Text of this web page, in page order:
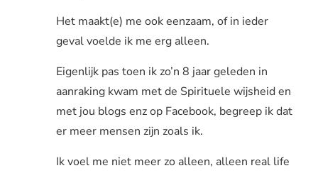
Het maakt(e) me ook eenzaam, of in ieder
geval voelde ik me erg alleen.
Eigenlijk pas toen ik zo’n 8 jaar geleden in
aanraking kwam met de Spirituele wijsheid en
met jou blogs enz op Facebook, begreep ik dat
er meer mensen zijn zoals ik.
Ik voel me niet meer zo alleen, alleen real life